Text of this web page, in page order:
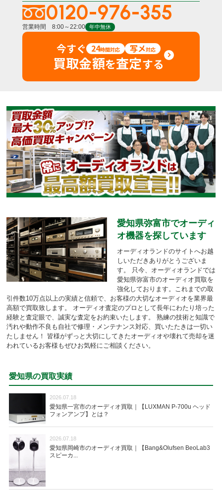
0120-976-355
営業時間 8:00～22:00 年中無休
今すぐ 24時間対応 写メ対応
買取金額を査定する
愛知県弥富市でオーディ
オ機器を探しています
オーディオランドのサイトへお越
しいただきありがとうございま
す。
只今、オーディオランドでは
愛知県弥富市のオーディオ買取を
強化しております。 これまでの取
引件数10万点以上の実績と信頼で、お客様の大切なオーディオを業界最
高額で買取致します。
オーディオ査定のプロとして長年にわたり培った
経験と査定眼で、誠実な査定をお約束いたします。
熟練の技術と知識で
汚れや動作不良も自社で修理・メンテナンス対応、買いたたきは一切い
たしません！
皆様がずっと大切にしてきたオーディオや壊れて売却を迷
われているお客様もぜひお気軽にご相談ください。
愛知県の買取実績
2026.07.18
愛知県一宮市のオーディオ買取｜【LUXMAN P-700u ヘッド
フォンアンプ】とは？
2026.07.18
愛知県岡崎市のオーディオ買取｜【Bang&Olufsen BeoLab3
スピーカ...